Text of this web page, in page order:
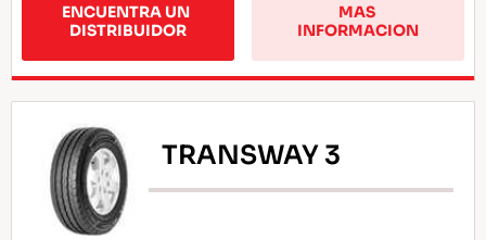
ENCUENTRA UN
DISTRIBUIDOR
MAS
INFORMACION
TRANSWAY 3